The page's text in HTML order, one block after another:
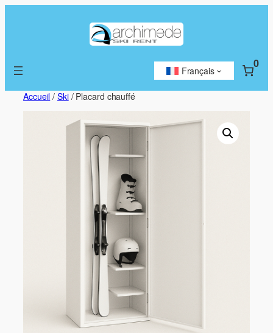
Français
0
Accueil /Ski/ Placard chauffé